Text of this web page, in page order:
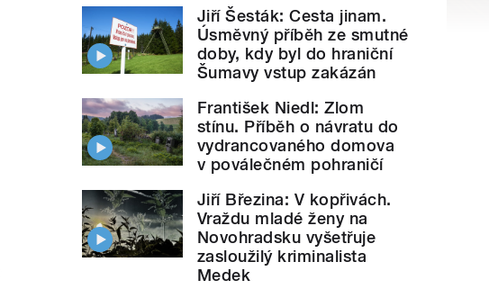
Jiří Šesták: Cesta jinam.
Úsměvný příběh ze smutné
doby, kdy byl do hraniční
Šumavy vstup zakázán
František Niedl: Zlom
stínu. Příběh o návratu do
vydrancovaného domova
v poválečném pohraničí
Jiří Březina: V kopřivách.
Vraždu mladé ženy na
Novohradsku vyšetřuje
zasloužilý kriminalista
Medek